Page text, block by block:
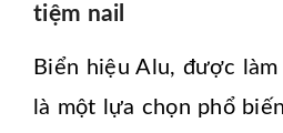
tiệm nail
Biển hiệu Alu, được
là một lựa chọn phổ